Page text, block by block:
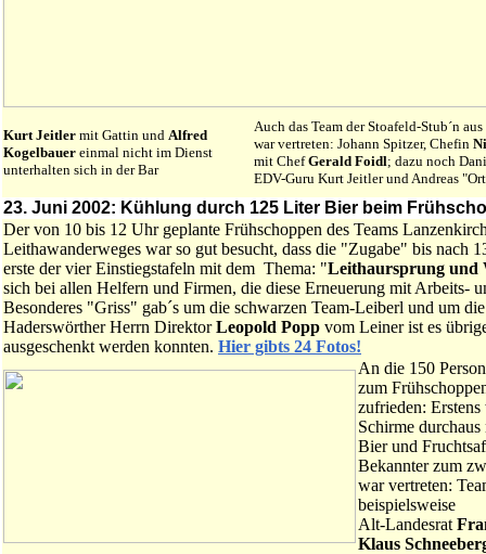
Kurt Jeitler mit Gattin und Alfred
Kogelbauer einmal nicht im Dienst
unterhalten sich in der Bar
Auch das Team der Stoafeld-Stub´n
war vertreten: Johann Spitzer, Chefin
mit ChefGerald Foidl; dazu noch
EDV-Guru Kurt Jeitler und Andreas
23. Juni 2002: Kühlung durch 125 Liter Bier beim
Der von 10 bis 12 Uhr geplante Frühschoppen des Teams
Leithawanderweges war so gut besucht, dass die "Zugabe" bis nach
erste der vier Einstiegstafeln mit dem Thema: "Leithaursprung und
sich bei allen Helfern und Firmen, die diese Erneuerung mit Arbeits-
Besonderes "Griss" gab´s um die schwarzen Team-Leiberl und um
Haderswörther Herrn DirektorLeopold Popp vom Leiner ist es
ausgeschenkt werden konnten. Hier gibts 24 Fotos!
An die 150
zum
zufrieden:
Schirme
Bier und
Bekannter zum
war vertreten:
beispielsweise
Alt-Landesrat
Klaus